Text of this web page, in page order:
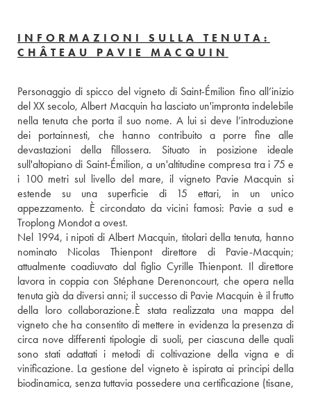
INFORMAZIONI SULLA TENUTA:
CHÂTEAU PAVIE MACQUIN
Personaggio di spicco del vigneto di Saint-Émilion fino all’inizio
del XX secolo, Albert Macquin ha lasciato un'impronta indelebile
nella tenuta che porta il suo nome. A lui si deve l’introduzione
dei portainnesti, che hanno contribuito a porre fine alle
devastazioni della fillossera. Situato in posizione ideale
sull'altopiano di Saint-Émilion, a un'altitudine compresa tra i 75 e
i 100 metri sul livello del mare, il vigneto Pavie Macquin si
estende su una superficie di 15 ettari, in un unico
appezzamento. È circondato da vicini famosi: Pavie a sud e
Troplong Mondot a ovest.
Nel 1994, i nipoti di Albert Macquin, titolari della tenuta, hanno
nominato Nicolas Thienpont direttore di Pavie-Macquin;
attualmente coadiuvato dal figlio Cyrille Thienpont. Il direttore
lavora in coppia con Stéphane Derenoncourt, che opera nella
tenuta già da diversi anni; il successo di Pavie Macquin è il frutto
della loro collaborazione.È stata realizzata una mappa del
vigneto che ha consentito di mettere in evidenza la presenza di
circa nove differenti tipologie di suoli, per ciascuna delle quali
sono stati adattati i metodi di coltivazione della vigna e di
vinificazione. La gestione del vigneto è ispirata ai principi della
biodinamica, senza tuttavia possedere una certificazione (tisane,